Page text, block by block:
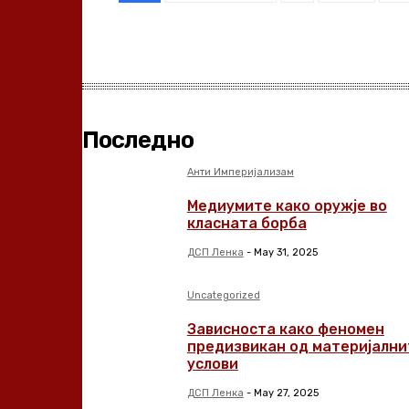
Последно
Анти Империјализам
Медиумите како оружје во
класната борба
ДСП Ленка - May 31, 2025
Uncategorized
Зависноста како феномен
предизвикан од
услови
ДСП Ленка - May 27, 2025